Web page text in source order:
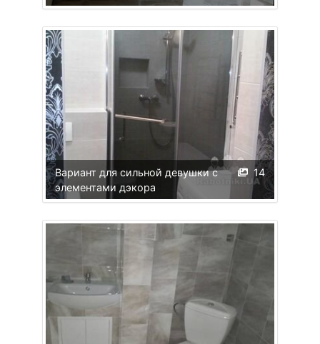
14
Вариант для сильной девушки с
элементами дэкора